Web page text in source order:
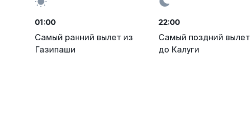
01:00
Самый ранний вылет из
Газипаши
22:00
Самый поздний вылет
до Калуги